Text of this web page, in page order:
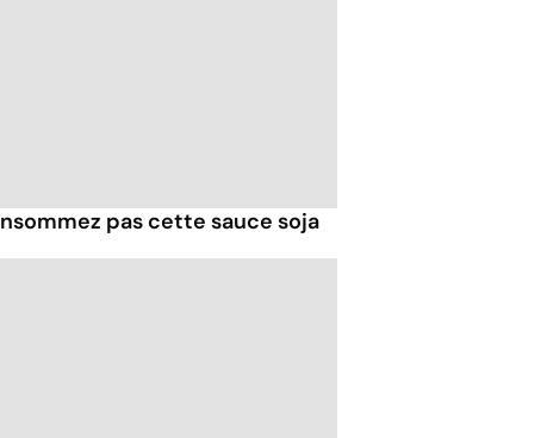
pas cette sauce soja